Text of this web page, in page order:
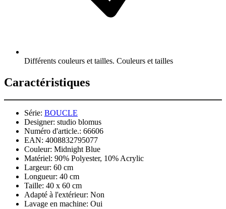
Différents couleurs et tailles. Couleurs et tailles
Caractéristiques
Série: BOUCLE
Designer: studio blomus
Numéro d'article.: 66606
EAN: 4008832795077
Couleur: Midnight Blue
Matériel: 90% Polyester, 10% Acrylic
Largeur: 60 cm
Longueur: 40 cm
Taille: 40 x 60 cm
Adapté à l'extérieur: Non
Lavage en machine: Oui